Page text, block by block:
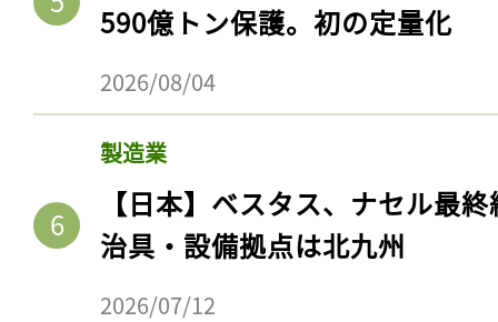
590億トン保護。初の定量化
2026/08/04
製造業
【日本】ベスタス、ナセル最
治具・設備拠点は北九州
2026/07/12